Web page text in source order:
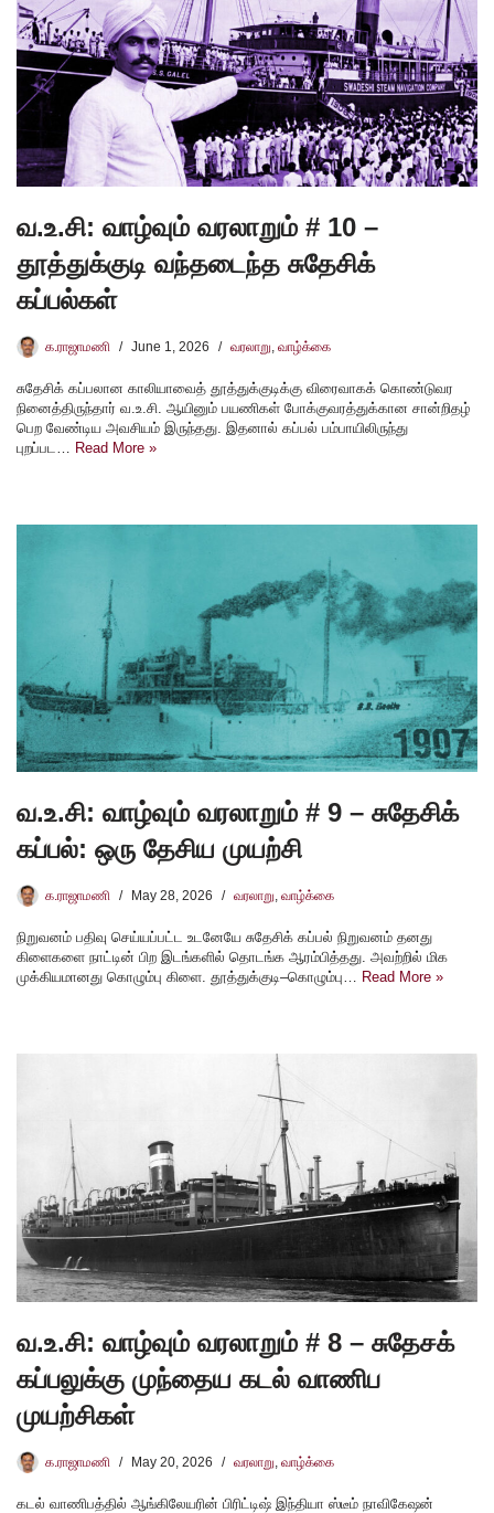
வ.உ.சி: வாழ்வும் வரலாறும் # 10 –
தூத்துக்குடி வந்தடைந்த சுதேசிக்
கப்பல்கள்
க.ராஜாமணி June 1, 2026 வரலாறு வாழ்க்கை
சுதேசிக் கப்பலான காலியாவைத் தூத்துக்குடிக்கு விரைவாகக் கொண்டுவர
நினைத்திருந்தார் வ.உ.சி. ஆயினும் பயணிகள் போக்குவரத்துக்கான சான்றிதழ்
பெற வேண்டிய அவசியம் இருந்தது. இதனால் கப்பல் பம்பாயிலிருந்து
புறப்பட… Read More »
வ.உ.சி: வாழ்வும் வரலாறும் # 9 – சுதேசிக்
கப்பல்: ஒரு தேசிய முயற்சி
க.ராஜாமணி May 28, 2026 வரலாறு வாழ்க்கை
நிறுவனம் பதிவு செய்யப்பட்ட உடனேயே சுதேசிக் கப்பல் நிறுவனம் தனது
கிளைகளை நாட்டின் பிற இடங்களில் தொடங்க ஆரம்பித்தது. அவற்றில் மிக
முக்கியமானது கொழும்பு கிளை. தூத்துக்குடி–கொழும்பு… Read More »
வ.உ.சி: வாழ்வும் வரலாறும் # 8 – சுதேசக்
கப்பலுக்கு முந்தைய கடல் வாணிப
முயற்சிகள்
க.ராஜாமணி May 20, 2026 வரலாறு வாழ்க்கை
கடல் வாணிபத்தில் ஆங்கிலேயரின் பிரிட்டிஷ் இந்தியா ஸ்டீம் நாவிகேஷன்